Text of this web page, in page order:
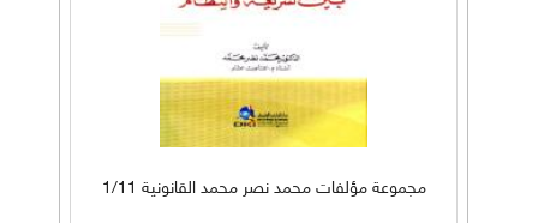
مجموعة مؤلفات محمد نصر محمد القانونية 1/11